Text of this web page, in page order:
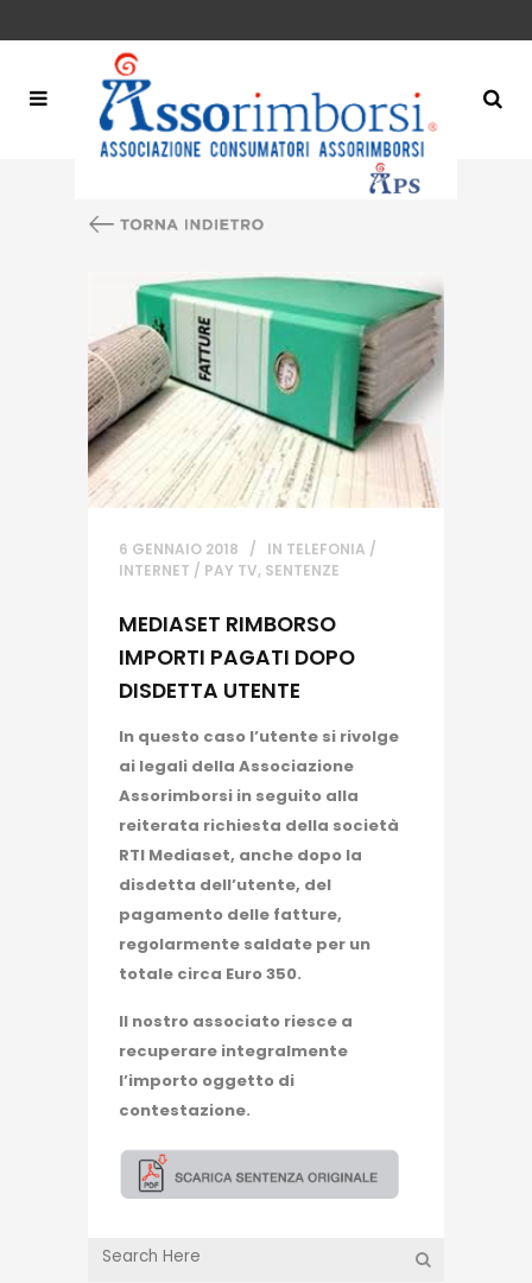
6 GENNAIO 2018 IN TELEFONIA /
INTERNET / PAY TV, SENTENZE
MEDIASET RIMBORSO
IMPORTI PAGATI DOPO
DISDETTA UTENTE
In questo caso l’utente si rivolge
ai legali della Associazione
Assorimborsi in seguito alla
reiterata richiesta della società
RTI Mediaset, anche dopo la
disdetta dell’utente, del
pagamento delle fatture,
regolarmente saldate per un
totale circa Euro 350.
Il nostro associato riesce a
recuperare integralmente
l’importo oggetto di
contestazione.